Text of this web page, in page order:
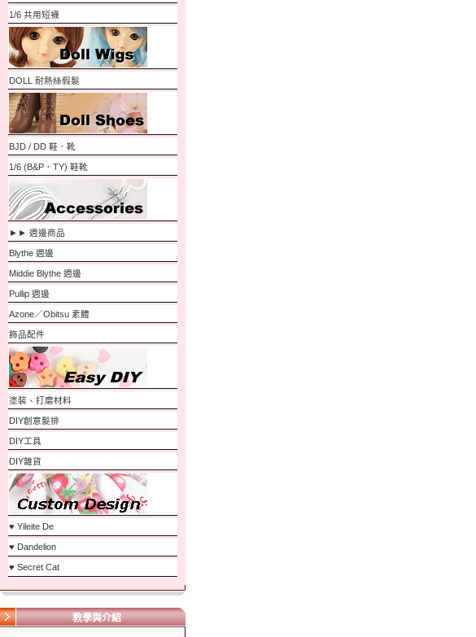
1/6 共用短襪
DOLL 耐熱絲假髮
BJD / DD 鞋．靴
1/6 (B&P．TY) 鞋靴
►► 週邊商品
Blythe 週邊
Middie Blythe 週邊
Pullip 週邊
Azone／Obitsu 素體
飾品配件
塗裝、打磨材料
DIY創意髮排
DIY工具
DIY雜貨
♥ Yileite De
♥ Dandelion
♥ Secret Cat
教學與介紹